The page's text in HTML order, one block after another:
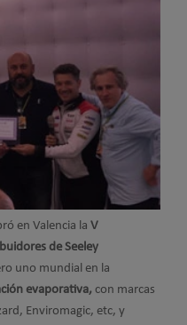
en Valencia la V
de Seeley
uno mundial en la
evaporativa, con marcas
Enviromagic, etc, y